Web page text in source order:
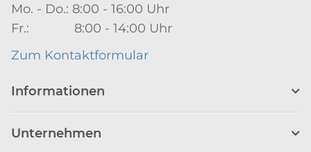
Mo. - Do.: 8:00 - 16:00 Uhr
Fr.: 8:00 - 14:00 Uhr
Zum Kontaktformular
Informationen
Unternehmen